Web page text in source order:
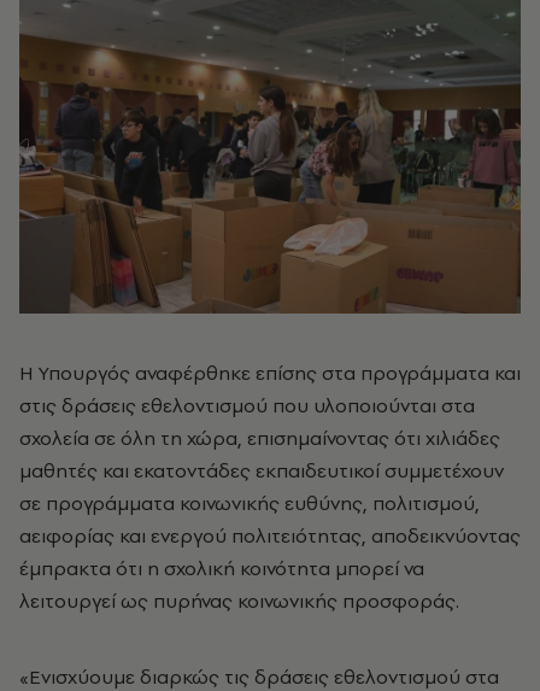
Η Υπουργός αναφέρθηκε επίσης στα προγράμματα και
στις δράσεις εθελοντισμού που υλοποιούνται στα
σχολεία σε όλη τη χώρα, επισημαίνοντας ότι χιλιάδες
μαθητές και εκατοντάδες εκπαιδευτικοί συμμετέχουν
σε προγράμματα κοινωνικής ευθύνης, πολιτισμού,
αειφορίας και ενεργού πολιτειότητας, αποδεικνύοντας
έμπρακτα ότι η σχολική κοινότητα μπορεί να
λειτουργεί ως πυρήνας κοινωνικής προσφοράς.
«Ενισχύουμε διαρκώς τις δράσεις εθελοντισμού στα